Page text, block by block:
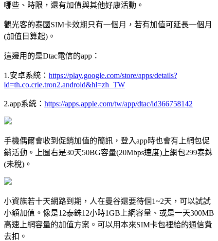
哪些、時限，還有加值與其他好康活動。
觀光客的泰國SIM卡效期只有一個月，若有加值可延長一個月
(加值日算起)。
這邊用的是Dtac電信的app：
1.安卓系統： https://play.google.com/store/apps/details?
id=th.co.crie.tron2.android&hl=zh_TW
2.app系統： https://apps.apple.com/tw/app/dtac/id366758142
手機偶爾會收到促銷加值的簡訊，登入app時也會有上網包促
銷活動。上圖右是30天50BG容量(20Mbps速度)上網包299泰銖
(未稅)。
小資族若十天網路到期，人在曼谷還要待個1~2天，可以試試
小額加值。像是12泰銖12小時1GB上網容量、或是一天300MB
高速上網容量的加值方案。可以用本來SIM卡包裡給的通信費
去扣。